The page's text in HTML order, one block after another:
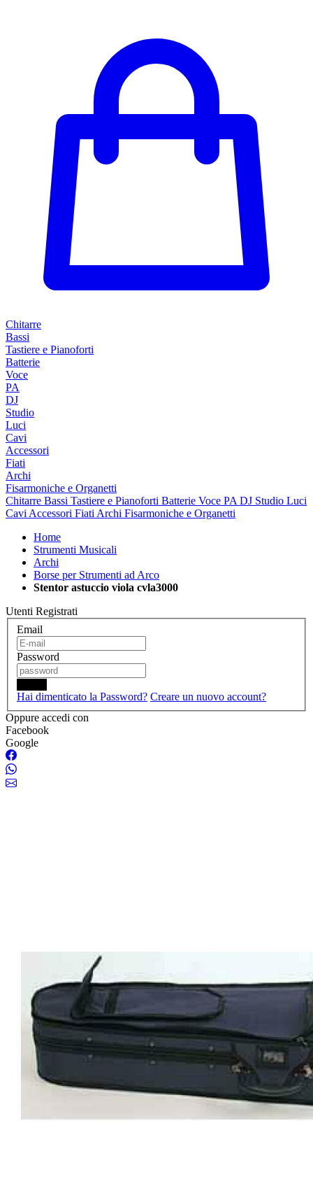
Chitarre
Bassi
Tastiere e Pianoforti
Batterie
Voce
PA
DJ
Studio
Luci
Cavi
Accessori
Fiati
Archi
Fisarmoniche e Organetti
Chitarre Bassi Tastiere e Pianoforti Batterie Voce PA DJ Studio Luci
Cavi Accessori Fiati Archi Fisarmoniche e Organetti
Home
Strumenti Musicali
Archi
Borse per Strumenti ad Arco
Stentor astuccio viola cvla3000
Utenti Registrati
Email
Password
Hai dimenticato la Password? Creare un nuovo account?
Oppure accedi con
Facebook
Google